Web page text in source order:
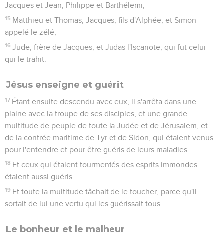
Jacques et Jean, Philippe et Barthélemi,
15 Matthieu et Thomas, Jacques, fils d'Alphée, et Simon
appelé le zélé,
16 Jude, frère de Jacques, et Judas l'Iscariote, qui fut celui
qui le trahit.
Jésus enseigne et guérit
17 Étant ensuite descendu avec eux, il s'arrêta dans une
plaine avec la troupe de ses disciples, et une grande
multitude de peuple de toute la Judée et de Jérusalem, et
de la contrée maritime de Tyr et de Sidon, qui étaient venus
pour l'entendre et pour être guéris de leurs maladies.
18 Et ceux qui étaient tourmentés des esprits immondes
étaient aussi guéris.
19 Et toute la multitude tâchait de le toucher, parce qu'il
sortait de lui une vertu qui les guérissait tous.
Le bonheur et le malheur